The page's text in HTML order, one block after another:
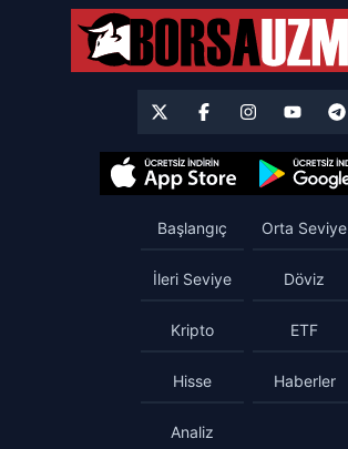
Başlangıç Orta Seviye
İleri Seviye Döviz
Kripto ETF
Hisse Haberler
Analiz